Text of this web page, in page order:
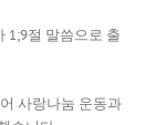
1;9절 말씀으로 출
사랑나눔 운동과